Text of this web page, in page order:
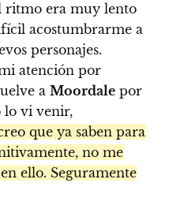
ritmo era muy lento
acostumbrarme a
personajes.
atención por
a Moordale por
lo vi venir,
que ya saben para
no me
ello. Seguramente